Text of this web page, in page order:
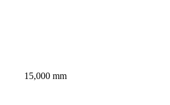
15,000 mm